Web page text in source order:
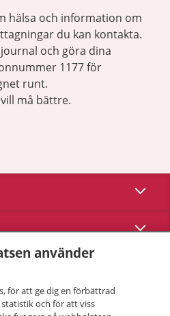
hälsa och information om
du kan kontakta.
och göra dina
1177 för
runt.
må bättre.
Visa
Visa
använder
för att ge dig en förbättrad
och för att viss